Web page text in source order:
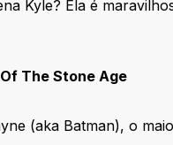
Kyle? Ela é
The Stone Age
(aka Batman), o